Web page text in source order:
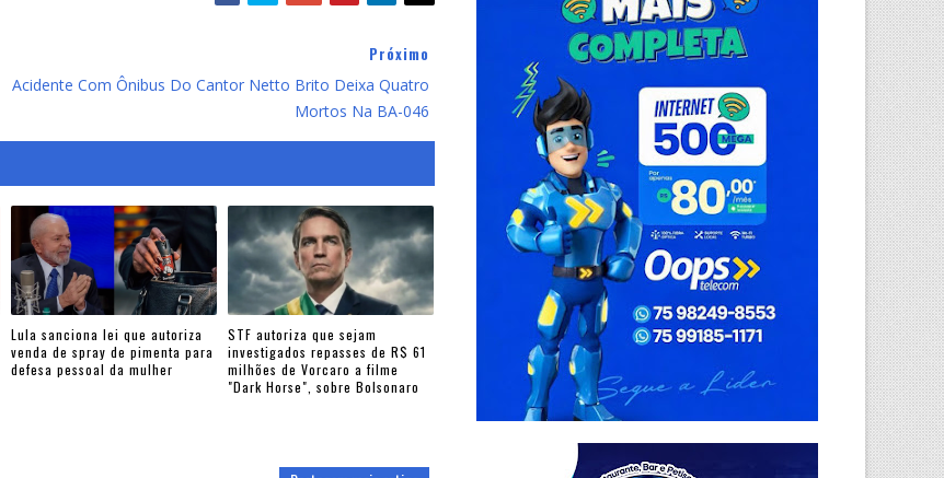
Próximo
Acidente Com Ônibus Do Cantor Netto Brito Deixa Quatro
Mortos Na BA-046
Lula sanciona lei que autoriza
venda de spray de pimenta para
defesa pessoal da mulher
STF autoriza que sejam
investigados repasses de R$ 61
milhões de Vorcaro a filme
"Dark Horse", sobre Bolsonaro